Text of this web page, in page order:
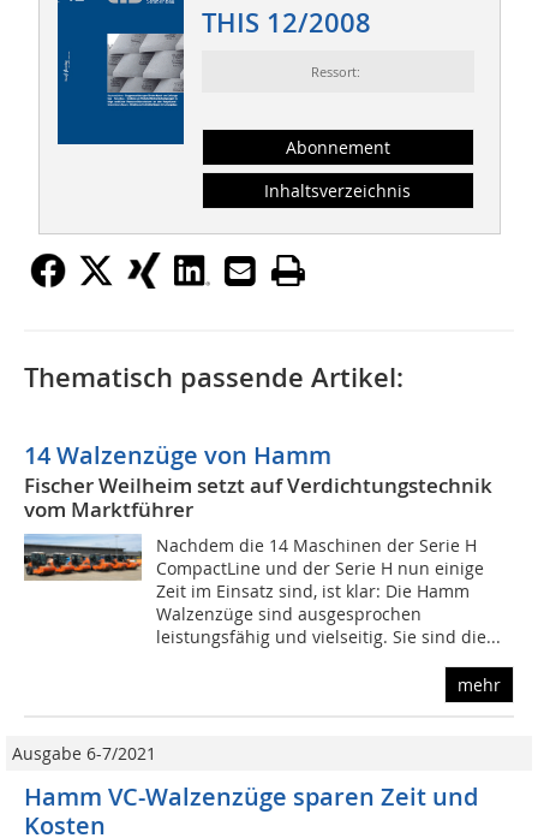
THIS 12/2008
Ressort:
Abonnement
Inhaltsverzeichnis
Thematisch passende Artikel:
14 Walzenzüge von Hamm
Fischer Weilheim setzt auf Verdichtungstechnik
vom Marktführer
Nachdem die 14 Maschinen der Serie H
CompactLine und der Serie H nun einige
Zeit im Einsatz sind, ist klar: Die Hamm
Walzenzüge sind ausgesprochen
leistungsfähig und vielseitig. Sie sind die...
mehr
Ausgabe 6-7/2021
Hamm VC-Walzenzüge sparen Zeit und
Kosten